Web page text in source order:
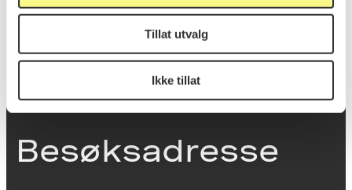
Tillat utvalg
Ikke tillat
0130 Oslo
22 99 11 99
Besøksadresse